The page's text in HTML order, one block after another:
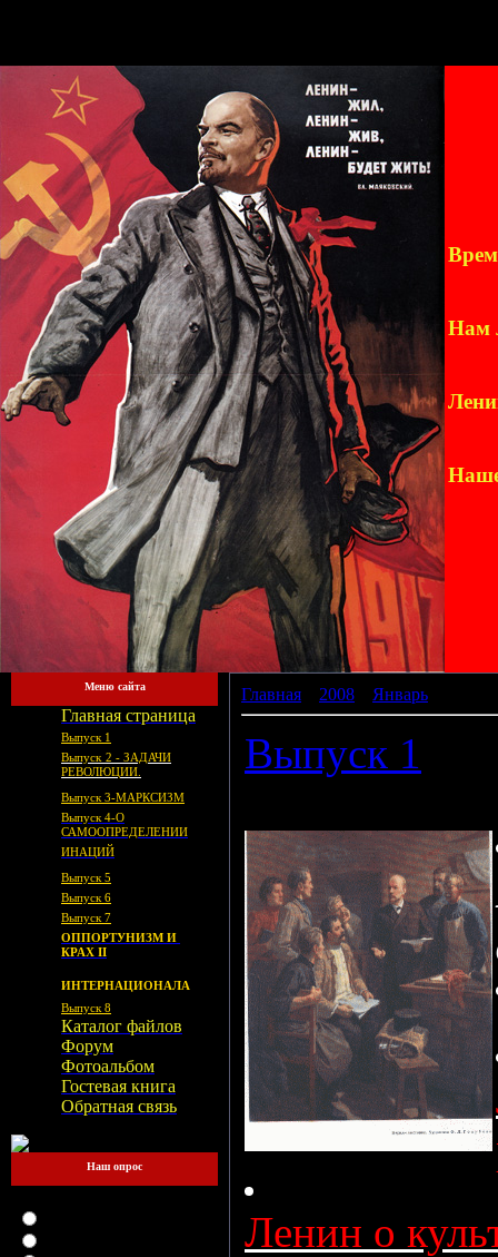
Нам
Меню сайта
Главная страница
Выпуск 1
Выпуск 2 - ЗАДАЧИ
РЕВОЛЮЦИИ.
Выпуск 3-МАРКСИЗМ
Выпуск 4-О
САМООПРЕДЕЛЕНИИ
ИНАЦИЙ
Выпуск 5
Выпуск 6
Выпуск 7
ОППОРТУНИЗМ И
КРАХ II
ИНТЕРНАЦИОНАЛА
Выпуск 8
Каталог файлов
Форум
Фотоальбом
Гостевая книга
Обратная связь
Наш опрос
Главная 2008 Январь
Выпуск 1
Ленин о